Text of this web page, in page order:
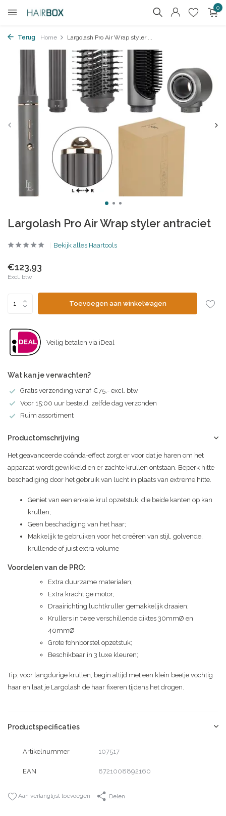
0
Terug Home Largolash Pro Air Wrap styler ...
Largolash Pro Air Wrap styler antraciet
Bekijk alles Haartools
€123,93
Excl. btw
Toevoegen aan winkelwagen
Veilig betalen via iDeal
Wat kan je verwachten?
Gratis verzending vanaf €75,- excl. btw
Voor 15:00 uur besteld, zelfde dag verzonden
Ruim assortiment
Productomschrijving
Het geavanceerde coânda-effect zorgt er voor dat je haren om het
apparaat wordt gewikkeld en er zachte krullen ontstaan. Beperk hitte
beschadiging door het gebruik van lucht in plaats van extreme hitte.
Geniet van een enkele krul opzetstuk, die beide kanten op kan
krullen;
Geen beschadiging van het haar;
Makkelijk te gebruiken voor het creëren van stijl, golvende,
krullende of juist extra volume
Voordelen van de PRO:
Extra duurzame materialen;
Extra krachtige motor;
Draairichting luchtkruller gemakkelijk draaien;
Krullers in twee verschillende diktes 30mmØ en
40mmØ
Grote fohnborstel opzetstuk;
Beschikbaar in 3 luxe kleuren;
Tip: voor langdurige krullen, begin altijd met een klein beetje vochtig
haar en laat je Largolash de haar fixeren tijdens het drogen.
Productspecificaties
Artikelnummer 107517
EAN 8721008892160
Aan verlanglijst toevoegen Delen